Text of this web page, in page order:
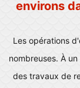
environs
Les opérations
nombreuses. À
des travaux de